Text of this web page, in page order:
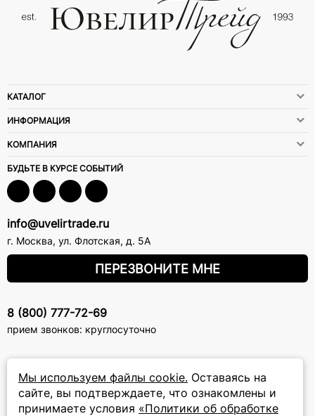
Мы используем файлы cookie. Оставаясь на
сайте, вы подтверждаете, что ознакомлены и
принимаете условия «Политики об обработке
КАТАЛОГ
ИНФОРМАЦИЯ
КОМПАНИЯ
БУДЬТЕ В КУРСЕ СОБЫТИЙ
info@uvelirtrade.ru
г. Москва, ул. Флотская, д. 5А
ПЕРЕЗВОНИТЕ МНЕ
8 (800) 777-72-69
прием звонков: круглосуточно
Подписаться на новости